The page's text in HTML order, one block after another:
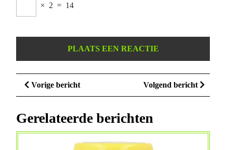
× 2 = 14
Berichtnavigatie
Vorige berichtVorige
bericht
Volgend bericht
bericht
Gerelateerde berichten